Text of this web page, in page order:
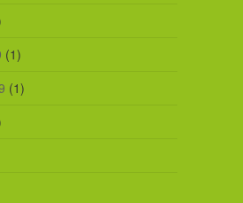
(1)
(1)